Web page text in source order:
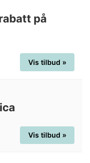
på
Vis tilbud »
Vis tilbud »